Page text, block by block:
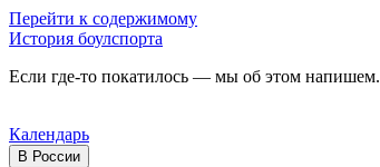
Перейти к содержимому
История боулспорта
Если где-то покатилось — мы об этом напишем.
Календарь
В России